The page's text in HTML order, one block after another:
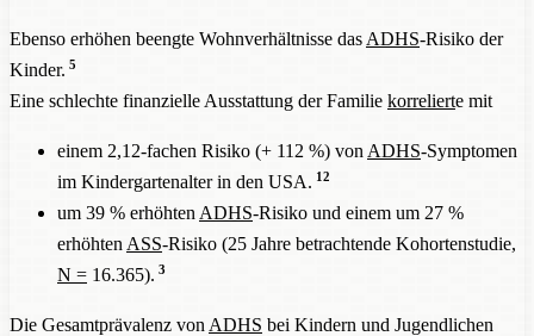
Ebenso erhöhen beengte Wohnverhältnisse das ADHS-Risiko der
Kinder. 5
Eine schlechte finanzielle Ausstattung der Familie korrelierte mit
einem 2,12-fachen Risiko (+ 112 %) von ADHS-Symptomen
im Kindergartenalter in den USA. 12
um 39 % erhöhten ADHS-Risiko und einem um 27 %
erhöhten ASS-Risiko (25 Jahre betrachtende Kohortenstudie,
N = 16.365). 3
Die Gesamtprävalenz von ADHS bei Kindern und Jugendlichen